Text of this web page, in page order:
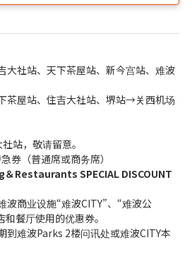
社站、天下茶屋站、新今宫站、难波
茶屋站、住吉大社站、堺站→关西机场
站，敬请留意。
券（普通席或商务席）
Restaurants SPECIAL DISCOUNT
波商业设施“难波CITY”、“难波公
餐厅使用的优惠券。
到难波Parks 2楼问讯处或难波CITY本